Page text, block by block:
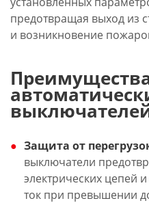
предотвращая выход из
и возникновение
Защита от
выключатели
электрических цепей
ток при превышении